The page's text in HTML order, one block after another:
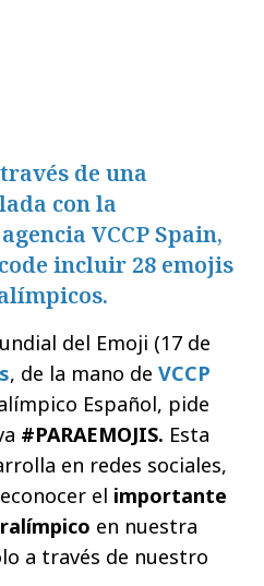
de una
con la
VCCP Spain,
incluir 28 emojis
del Emoji (17 de
, de la mano de VCCP
Español, pide
#PARAEMOJIS. Esta
en redes sociales,
el importante
en nuestra
a través de nuestro